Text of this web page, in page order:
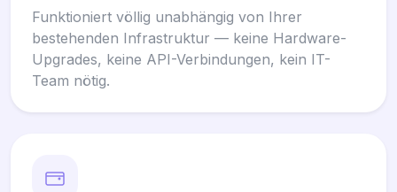
Funktioniert völlig unabhängig von Ihrer
bestehenden Infrastruktur — keine Hardware-
Upgrades, keine API-Verbindungen, kein IT-
Team nötig.